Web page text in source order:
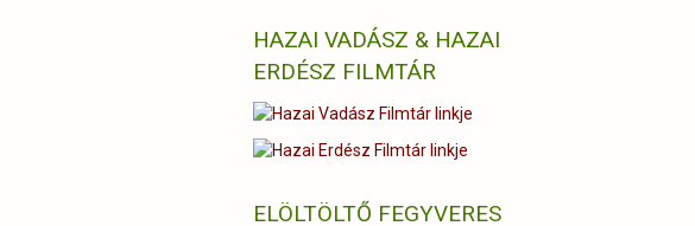
HAZAI VADÁSZ & HAZAI
ERDÉSZ FILMTÁR
ELÖLTÖLTŐ FEGYVERES